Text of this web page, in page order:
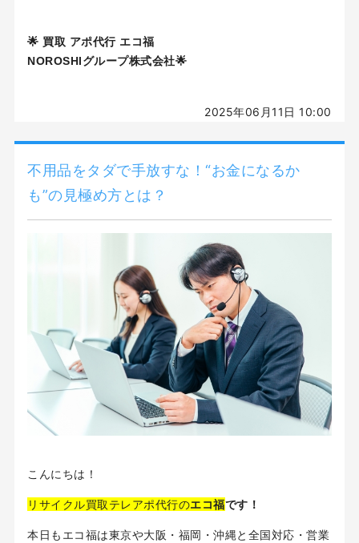
🌟 買取 アポ代行 エコ福
NOROSHIグループ株式会社🌟
2025年06月11日 10:00
不用品をタダで手放すな！“お金になるか
も”の見極め方とは？
こんにちは！
リサイクル買取テレアポ代行のエコ福です！
本日もエコ福は東京や大阪・福岡・沖縄と全国対応・営業